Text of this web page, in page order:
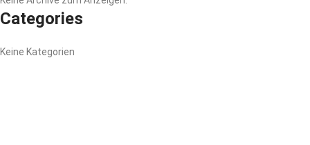
Categories
Keine Kategorien